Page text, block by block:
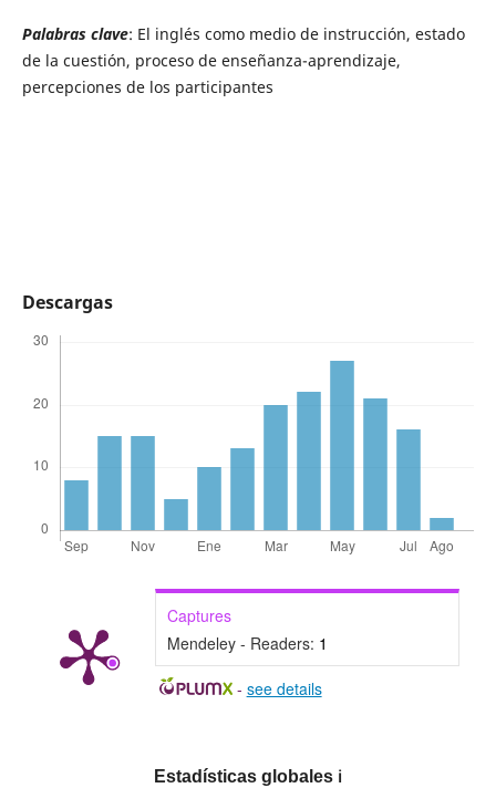
Palabras clave: El inglés como medio de instrucción, estado
de la cuestión, proceso de enseñanza-aprendizaje,
percepciones de los participantes
Descargas
Captures
Mendeley - Readers: 1
- see details
Estadísticas globales ℹ️